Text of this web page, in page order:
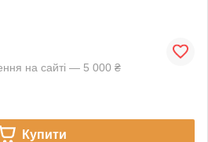
на сайті — 5 000 ₴
Купити